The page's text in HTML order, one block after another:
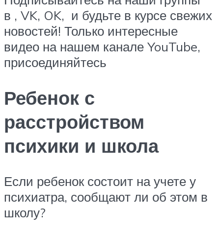
в , VK, OK, и будьте в курсе свежих
новостей! Только интересные
видео на нашем канале YouTube,
присоединяйтесь
Ребенок с
расстройством
психики и школа
Если ребенок состоит на учете у
психиатра, сообщают ли об этом в
школу?